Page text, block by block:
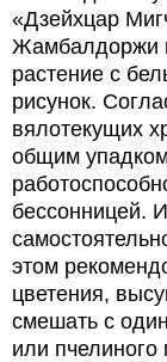
«Дзейхцар
Жамбалдоржи
растение с
рисунок.
вялотекущих
общим
бессонницей.
этом
цветения,
смешать с
или